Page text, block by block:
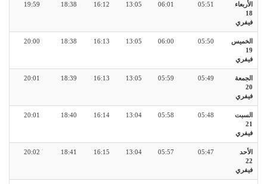
الأربعاء
18
فيفري
05:51
06:01
13:05
16:12
18:38
19:59
الخميس
19
فيفري
05:50
06:00
13:05
16:13
18:38
20:00
الجمعة
20
فيفري
05:49
05:59
13:05
16:13
18:39
20:01
السبت
21
فيفري
05:48
05:58
13:04
16:14
18:40
20:01
الأحد
22
فيفري
05:47
05:57
13:04
16:15
18:41
20:02